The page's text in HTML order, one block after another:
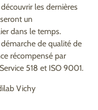
les dernières
un
dans le temps.
démarche de qualité de
récompensé par
518 et ISO 9001.
Vichy